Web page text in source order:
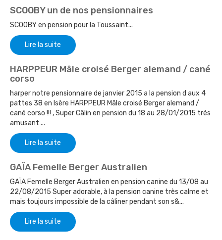
SCOOBY un de nos pensionnaires
SCOOBY en pension pour la Toussaint...
Lire la suite
HARPPEUR Mâle croisé Berger alemand / cané
corso
harper notre pensionnaire de janvier 2015 a la pension d aux 4
pattes 38 en Isère HARPPEUR Mâle croisé Berger alemand /
cané corso !!! , Super Câlin en pension du 18 au 28/01/2015 trés
amusant ...
Lire la suite
GAÏA Femelle Berger Australien
GAÏA Femelle Berger Australien en pension canine du 13/08 au
22/08/2015 Super adorable, à la pension canine très calme et
mais toujours impossible de la câliner pendant son s&...
Lire la suite